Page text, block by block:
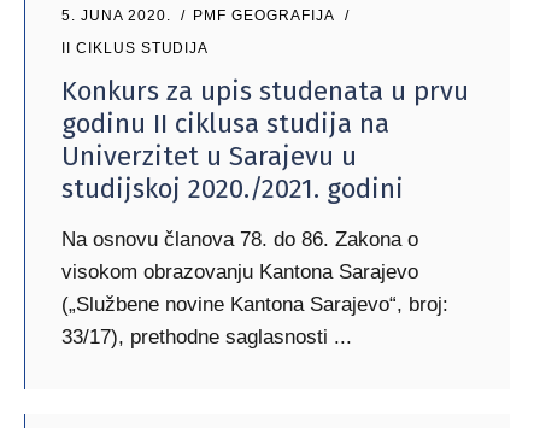
5. JUNA 2020.
PMF GEOGRAFIJA
II CIKLUS STUDIJA
Konkurs za upis studenata u prvu
godinu II ciklusa studija na
Univerzitet u Sarajevu u
studijskoj 2020./2021. godini
Na osnovu članova 78. do 86. Zakona o
visokom obrazovanju Kantona Sarajevo
(„Službene novine Kantona Sarajevo“, broj:
33/17), prethodne saglasnosti